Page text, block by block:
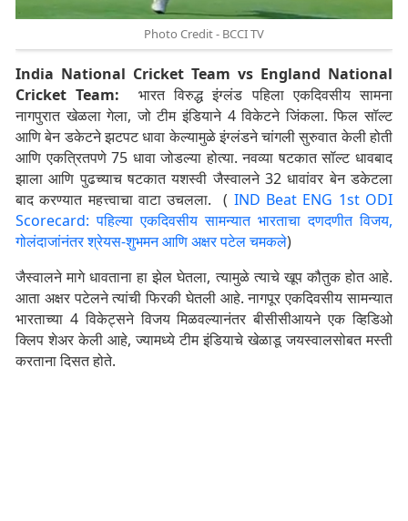
Photo Credit - BCCI TV
India National Cricket Team vs England National
Cricket Team: भारत विरुद्ध इंग्लंड पहिला एकदिवसीय सामना
नागपुरात खेळला गेला, जो टीम इंडियाने 4 विकेटने जिंकला. फिल सॉल्ट
आणि बेन डकेटने झटपट धावा केल्यामुळे इंग्लंडने चांगली सुरुवात केली होती
आणि एकत्रितपणे 75 धावा जोडल्या होत्या. नवव्या षटकात सॉल्ट धावबाद
झाला आणि पुढच्याच षटकात यशस्वी जैस्वालने 32 धावांवर बेन डकेटला
बाद करण्यात महत्त्वाचा वाटा उचलला. ( IND Beat ENG 1st ODI
Scorecard: पहिल्या एकदिवसीय सामन्यात भारताचा दणदणीत विजय,
गोलंदाजांनंतर श्रेयस-शुभमन आणि अक्षर पटेल चमकले)
जैस्वालने मागे धावताना हा झेल घेतला, त्यामुळे त्याचे खूप कौतुक होत आहे.
आता अक्षर पटेलने त्यांची फिरकी घेतली आहे. नागपूर एकदिवसीय सामन्यात
भारताच्या 4 विकेट्सने विजय मिळवल्यानंतर बीसीसीआयने एक व्हिडिओ
क्लिप शेअर केली आहे, ज्यामध्ये टीम इंडियाचे खेळाडू जयस्वालसोबत मस्ती
करताना दिसत होते.